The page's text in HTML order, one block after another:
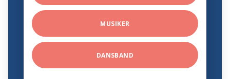
MUSIKER
DANSBAND